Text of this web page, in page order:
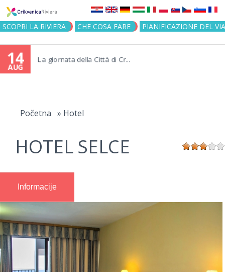
Jump to navigation
SCOPRI LA RIVIERA CHE COSA FARE PIANIFICAZIONE DEL
14
AUG
La giornata della Città di Cr...
Početna » Hotel
HOTEL SELCE
Informacije